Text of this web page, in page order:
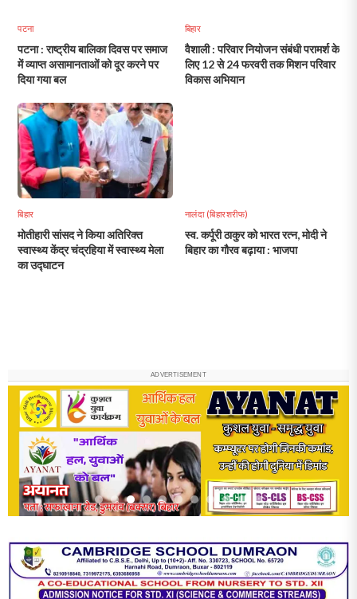
पटना
पटना : राष्ट्रीय बालिका दिवस पर समाज
में व्याप्त असामानताओं को दूर करने पर
दिया गया बल
बिहार
वैशाली : परिवार नियोजन संबंधी परामर्श के
लिए 12 से 24 फरवरी तक मिशन परिवार
विकास अभियान
बिहार
मोतीहारी सांसद ने किया अतिरिक्त
स्वास्थ्य केंद्र चंद्रहिया में स्वास्थ्य मेला
का उद्घाटन
नालंदा (बिहारशरीफ)
स्व. कर्पूरी ठाकुर को भारत रत्न, मोदी ने
बिहार का गौरव बढ़ाया : भाजपा
ADVERTISEMENT